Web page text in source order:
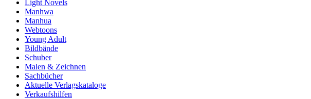
Light Novels
Manhwa
Manhua
Webtoons
Young Adult
Bildbände
Schuber
Malen & Zeichnen
Sachbücher
Aktuelle Verlagskataloge
Verkaufshilfen